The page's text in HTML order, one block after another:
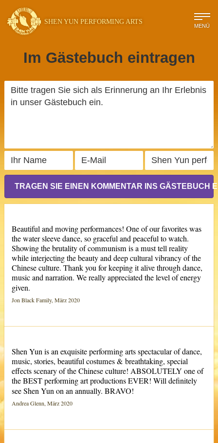
SHEN YUN PERFORMING ARTS MENÜ
Im Gästebuch eintragen
TRAGEN SIE EINEN KOMMENTAR INS GÄSTEBUCH
Beautiful and moving performances! One of our favorites was
the water sleeve dance, so graceful and peaceful to watch.
Showing the brutality of communism is a must tell reality
while interjecting the beauty and deep cultural vibrancy of the
Chinese culture. Thank you for keeping it alive through dance,
music and narration. We really appreciated the level of energy
given.
Jon Black Family, März 2020
Shen Yun is an exquisite performing arts spectacular of dance,
music, stories, beautiful costumes & breathtaking, special
effects scenary of the Chinese culture! ABSOLUTELY one of
the BEST performing art productions EVER! Will definitely
see Shen Yun on an annually. BRAVO!
Andrea Glenn, März 2020